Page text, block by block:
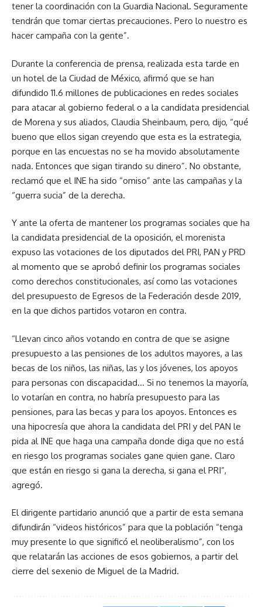
tener la coordinación con la Guardia Nacional. Seguramente
tendrán que tomar ciertas precauciones. Pero lo nuestro es
hacer campaña con la gente”.
Durante la conferencia de prensa, realizada esta tarde en
un hotel de la Ciudad de México, afirmó que se han
difundido 11.6 millones de publicaciones en redes sociales
para atacar al gobierno federal o a la candidata presidencial
de Morena y sus aliados, Claudia Sheinbaum, pero, dijo, “qué
bueno que ellos sigan creyendo que esta es la estrategia,
porque en las encuestas no se ha movido absolutamente
nada. Entonces que sigan tirando su dinero”. No obstante,
reclamó que el INE ha sido “omiso” ante las campañas y la
“guerra sucia” de la derecha.
Y ante la oferta de mantener los programas sociales que ha
la candidata presidencial de la oposición, el morenista
expuso las votaciones de los diputados del PRI, PAN y PRD
al momento que se aprobó definir los programas sociales
como derechos constitucionales, así como las votaciones
del presupuesto de Egresos de la Federación desde 2019,
en la que dichos partidos votaron en contra.
“Llevan cinco años votando en contra de que se asigne
presupuesto a las pensiones de los adultos mayores, a las
becas de los niños, las niñas, las y los jóvenes, los apoyos
para personas con discapacidad… Si no tenemos la mayoría,
lo votarían en contra, no habría presupuesto para las
pensiones, para las becas y para los apoyos. Entonces es
una hipocresía que ahora la candidata del PRI y del PAN le
pida al INE que haga una campaña donde diga que no está
en riesgo los programas sociales gane quien gane. Claro
que están en riesgo si gana la derecha, si gana el PRI”,
agregó.
El dirigente partidario anunció que a partir de esta semana
difundirán “videos históricos” para que la población “tenga
muy presente lo que significó el neoliberalismo”, con los
que relatarán las acciones de esos gobiernos, a partir del
cierre del sexenio de Miguel de la Madrid.